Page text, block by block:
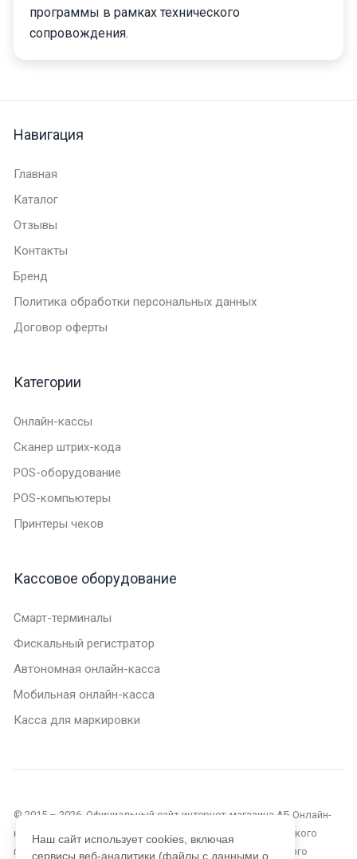
программы в рамках технического
сопровождения.
Навигация
Главная
Каталог
Отзывы
Контакты
Бренд
Политика обработки персональных данных
Договор оферты
Категории
Онлайн-кассы
Сканер штрих-кода
POS-оборудование
POS-компьютеры
Принтеры чеков
Кассовое оборудование
Смарт-терминалы
Фискальный регистратор
Автономная онлайн-касса
Мобильная онлайн-касса
Касса для маркировки
© 2015 – 2026. Официальный сайт интернет-магазина АБ Онлайн-
касса в Самаре. Текущий сайт является объектом авторского
права, исключительные права, на использование которого
Наш сайт использует cookies, включая
сервисы веб-аналитики (файлы с данными о